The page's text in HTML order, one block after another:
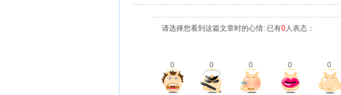
请选择您看到这篇文章时的心情: 已有0人表态：
0 0 0 0 0